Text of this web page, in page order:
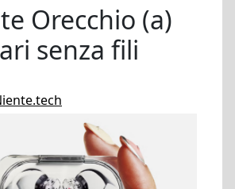
Orecchio (a)
senza fili